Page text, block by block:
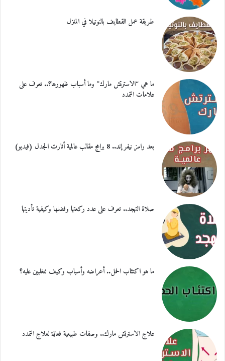
طريقة عمل القطايف بالنوتيلا في المنزل
ما هي “الاسترتش مارك” وما أسباب ظهورها؟.. تعرف على
علامات التمدد
بعد رامز نيفر إند.. 8 برامج مقالب عالمية أثارت الجدل (فيديو)
صلاة التهجد.. تعرف على عدد ركعتها وفضلها وكيفية تأديتها
ما هو اكتئاب الحمل.. أعراضه وأسباب وكيف تتغلبين عليه؟
علاج الاسترتش مارك.. وصفات طبيعية فعالة لعلاج التمدد